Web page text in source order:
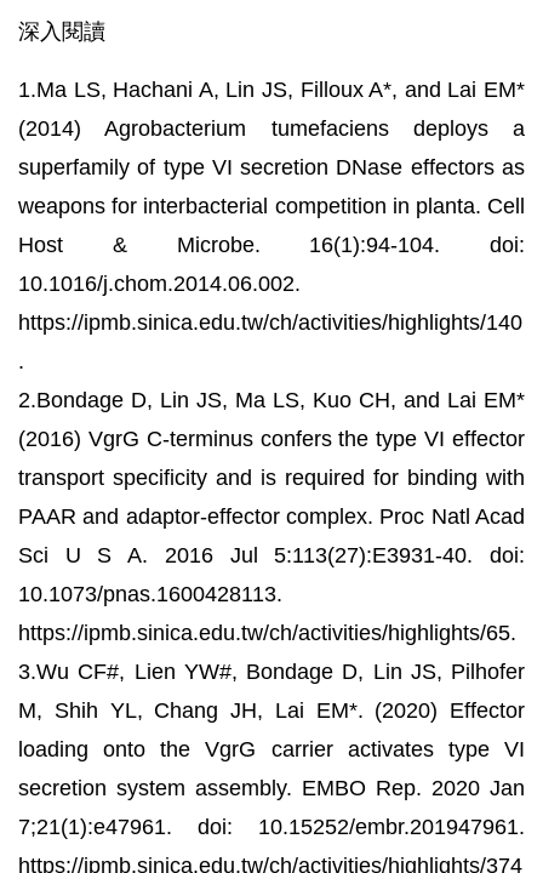
深入閱讀
1.Ma LS, Hachani A, Lin JS, Filloux A*, and Lai EM*
(2014) Agrobacterium tumefaciens deploys a
superfamily of type VI secretion DNase effectors as
weapons for interbacterial competition in planta. Cell
Host & Microbe. 16(1):94-104. doi:
10.1016/j.chom.2014.06.002.
https://ipmb.sinica.edu.tw/ch/activities/highlights/140
.
2.Bondage D, Lin JS, Ma LS, Kuo CH, and Lai EM*
(2016) VgrG C-terminus confers the type VI effector
transport specificity and is required for binding with
PAAR and adaptor-effector complex. Proc Natl Acad
Sci U S A. 2016 Jul 5:113(27):E3931-40. doi:
10.1073/pnas.1600428113.
https://ipmb.sinica.edu.tw/ch/activities/highlights/65.
3.Wu CF#, Lien YW#, Bondage D, Lin JS, Pilhofer
M, Shih YL, Chang JH, Lai EM*. (2020) Effector
loading onto the VgrG carrier activates type VI
secretion system assembly. EMBO Rep. 2020 Jan
7;21(1):e47961. doi: 10.15252/embr.201947961.
https://ipmb.sinica.edu.tw/ch/activities/highlights/374